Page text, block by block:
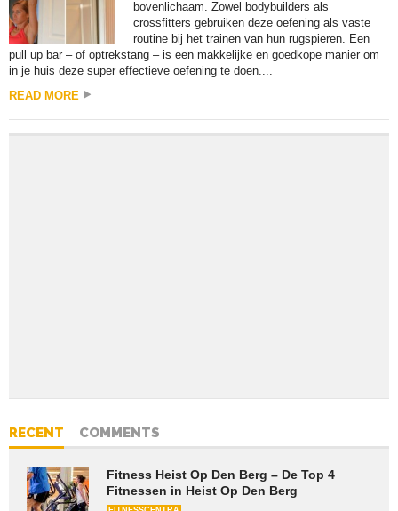
bovenlichaam. Zowel bodybuilders als
crossfitters gebruiken deze oefening als vaste
routine bij het trainen van hun rugspieren. Een
pull up bar – of optrekstang – is een makkelijke en goedkope manier om
in je huis deze super effectieve oefening te doen....
READ MORE
RECENT COMMENTS
Fitness Heist Op Den Berg – De Top 4
Fitnessen in Heist Op Den Berg